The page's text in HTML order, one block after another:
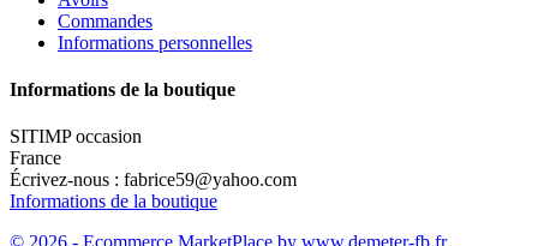
Commandes
Informations personnelles
Informations de la boutique
SITIMP occasion
France
Écrivez-nous : fabrice59@yahoo.com
Informations de la boutique